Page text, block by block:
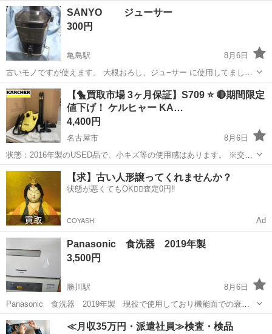
SANYO ジューサー
300円
亀島駅
8月6日
古いモノですが使えます。 大根おろし、ジュ−サー に使用してまし
た。
愛知 名古屋市 亀島駅 生活家電
【🐤買取市場 3ヶ月保証】S709 ⭐ 🔴期間限定
値下げ！ ケルヒャー KA…
4,400円
名古屋市
8月6日
状態：2016年製のUSED品で、小キズ等の使用感はあります。 ※交換
用モップなど未使用あります。（写真でご確認下さい） 動作確認、ク
リーニング済。 保証：3ヵ月 メーカー ：ケルヒャー KARC...
愛知 名古屋市 生活家電 KARCHER
【求】古い人形譲ってくれませんか？
状態が悪くてもOK🙆‍♀️査定0円‼️
COYASH Ad
Panasonic 食洗器 2019年製
3,500円
勝川駅
8月6日
Panasonic 食洗器 2019年製 現役で使用しており機能面での衰え
は感じていません 受け渡し時には可能な限り掃除をしてのお渡しにな
ります。 まだまで現役で使っておりますので8/29に引き渡し日を限定
愛知 春日井市 勝川駅 生活家電
≪月収35万円・派遣社員≫検査・検品